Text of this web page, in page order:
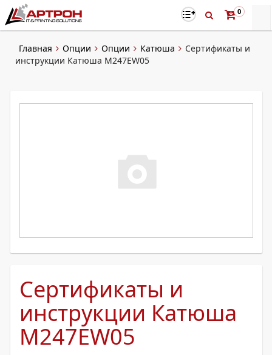
0
Главная Опции Опции Катюша
Сертификаты и
инструкции Катюша M247EW05
Сертификаты и
инструкции Катюша
M247EW05